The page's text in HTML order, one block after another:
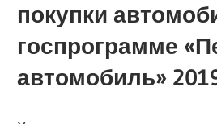
покупки
госпрограмме
автомобиль»